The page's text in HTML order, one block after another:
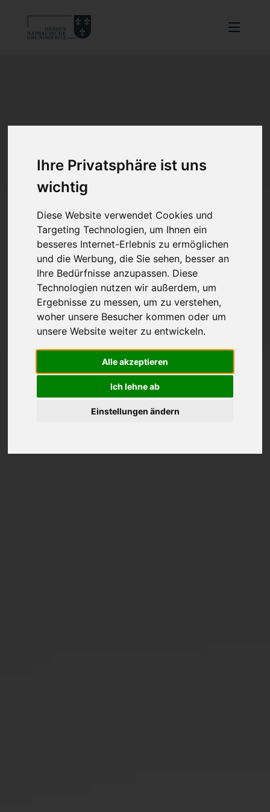
Ihre Privatsphäre ist uns
wichtig
Diese Website verwendet Cookies und
Targeting Technologien, um Ihnen ein
besseres Internet-Erlebnis zu ermöglichen
und die Werbung, die Sie sehen, besser an
Ihre Bedürfnisse anzupassen. Diese
Technologien nutzen wir außerdem, um
Ergebnisse zu messen, um zu verstehen,
woher unsere Besucher kommen oder um
unsere Website weiter zu entwickeln.
Alle akzeptieren
Ich lehne ab
Einstellungen ändern